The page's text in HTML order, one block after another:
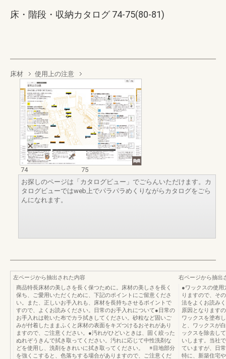
床・階段・収納カタログ 74-75(80-81)
床材 使用上の注意
74
75
お探しのページは「カタログビュー」でごらんいただけます。カ
タログビューではweb上でパラパラめくりながらカタログをごら
んになれます。
左ページから抽出された内容
商品特長床材の美しさを長く保つために。床材の美しさを長く
保ち、ご愛用いただくために、下記のポイントにご留意くださ
い。また、正しいお手入れも、床材を長持ちさせるポイントで
すので、よくお読みください。日常のお手入れについて●日常の
お手入れは乾いた布でカラ拭きしてください。砂粒など固いご
みが付着したままふくと床材の表面をキズつけるおそれがあり
ますので、ご注意ください。●汚れがひどいときは、固く絞った
ぬれぞうきんで拭き取ってください。汚れに応じて中性洗剤な
どを使用し、洗剤をきれいに拭き取ってください。 ※目地部分
を強くこすると、色落ちする場合がありますので、ご注意くだ
右ページから抽出
●ワックスの使用
りますので、そ
法をよくお読み
原因となります
ワックスを塗布
と、ワックスが
ックスを除去し
いします。当社
ていますが、日
特に、新築住宅